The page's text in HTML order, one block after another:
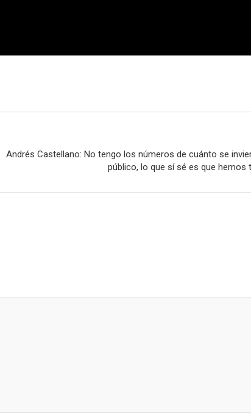
Andrés Castellano: No tengo los números de cuánto se
público, lo que sí sé es que hemos